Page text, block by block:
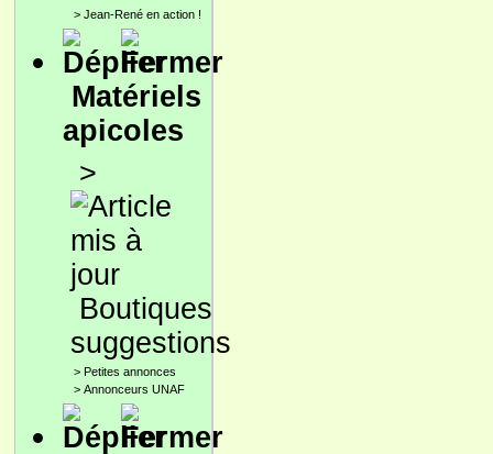
> Jean-René en action !
Matériels
apicoles
>
Boutiques
suggestions
> Petites annonces
> Annonceurs UNAF